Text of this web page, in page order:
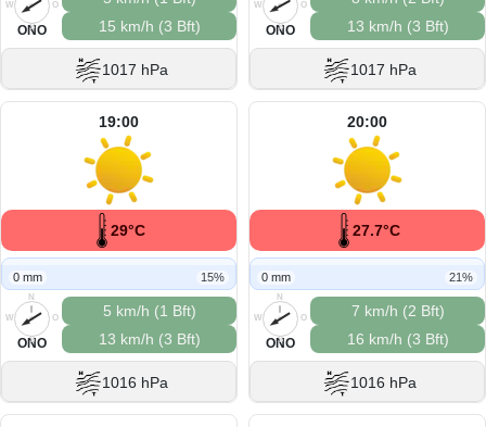
O
S
W
ONO
15 km/h (3 Bft)
1017 hPa
O
S
W
ONO
13 km/h (3 Bft)
1017 hPa
19:00
29°C
0 mm 15%
N
O
S
W
ONO
5 km/h (1 Bft)
13 km/h (3 Bft)
1016 hPa
20:00
27.7°C
0 mm 21%
N
O
S
W
ONO
7 km/h (2 Bft)
16 km/h (3 Bft)
1016 hPa